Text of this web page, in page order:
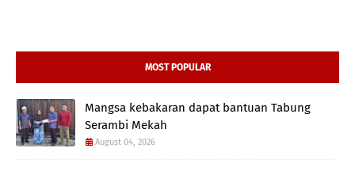
MOST POPULAR
Mangsa kebakaran dapat bantuan Tabung
Serambi Mekah
August 04, 2026